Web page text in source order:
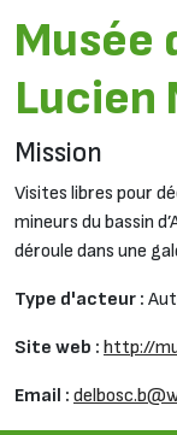
Musée
Lucien
Mission
Visites libres pour
mineurs du bassin
déroule dans une
Type d'acteur :
Site web : http://
Email :